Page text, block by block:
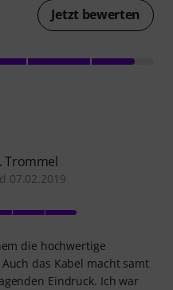
Jetzt bewerten
Trommel
07.02.2019
die hochwertige
das Kabel macht samt
Eindruck. Ich war